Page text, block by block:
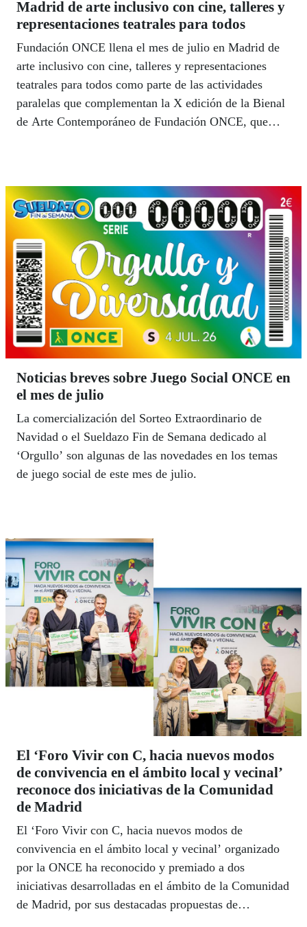
Madrid de arte inclusivo con cine, talleres y
representaciones teatrales para todos
Fundación ONCE llena el mes de julio en Madrid de
arte inclusivo con cine, talleres y representaciones
teatrales para todos como parte de las actividades
paralelas que complementan la X edición de la Bienal
de Arte Contemporáneo de Fundación ONCE, que
Noticias breves sobre Juego Social ONCE en
el mes de julio
La comercialización del Sorteo Extraordinario de
Navidad o el Sueldazo Fin de Semana dedicado al
‘Orgullo’ son algunas de las novedades en los temas
de juego social de este mes de julio.
El ‘Foro Vivir con C, hacia nuevos modos
de convivencia en el ámbito local y vecinal’
reconoce dos iniciativas de la Comunidad
de Madrid
El ‘Foro Vivir con C, hacia nuevos modos de
convivencia en el ámbito local y vecinal’ organizado
por la ONCE ha reconocido y premiado a dos
iniciativas desarrolladas en el ámbito de la Comunidad
de Madrid, por sus destacadas propuestas de